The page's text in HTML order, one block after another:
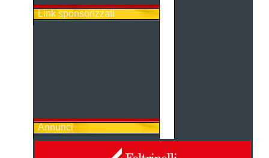
Link sponsorizzati
Annunci